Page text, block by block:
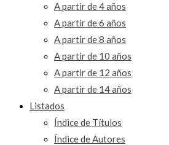
A partir de 4 años
A partir de 6 años
A partir de 8 años
A partir de 10 años
A partir de 12 años
A partir de 14 años
Listados
Índice de Títulos
Índice de Autores